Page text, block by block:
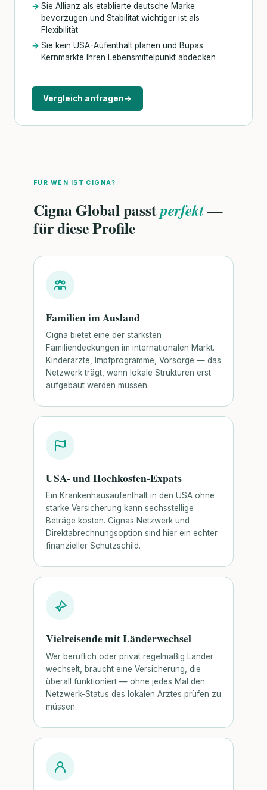
Sie Allianz als etablierte deutsche Marke
bevorzugen und Stabilität wichtiger ist als
Flexibilität
Sie kein USA-Aufenthalt planen und Bupas
Kernmärkte Ihren Lebensmittelpunkt abdecken
Vergleich anfragen→
FÜR WEN IST CIGNA?
Cigna Global passtperfekt—
für diese Profile
Familien im Ausland
Cigna bietet eine der stärksten
Familiendeckungen im internationalen Markt.
Kinderärzte, Impfprogramme, Vorsorge — das
Netzwerk trägt, wenn lokale Strukturen erst
aufgebaut werden müssen.
USA- und Hochkosten-Expats
Ein Krankenhausaufenthalt in den USA ohne
starke Versicherung kann sechsstellige
Beträge kosten. Cignas Netzwerk und
Direktabrechnungsoption sind hier ein echter
finanzieller Schutzschild.
Vielreisende mit Länderwechsel
Wer beruflich oder privat regelmäßig Länder
wechselt, braucht eine Versicherung, die
überall funktioniert — ohne jedes Mal den
Netzwerk-Status des lokalen Arztes prüfen zu
müssen.